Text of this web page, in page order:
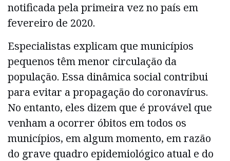
notificada pela primeira vez no país em
fevereiro de 2020.
Especialistas explicam que municípios
pequenos têm menor circulação da
população. Essa dinâmica social contribui
para evitar a propagação do coronavírus.
No entanto, eles dizem que é provável que
venham a ocorrer óbitos em todos os
municípios, em algum momento, em razão
do grave quadro epidemiológico atual e do